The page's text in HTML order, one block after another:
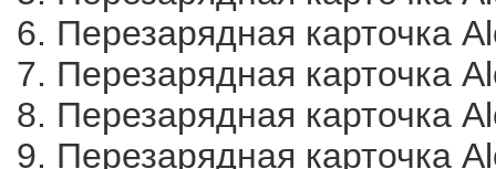
6. Перезарядная карточка
7. Перезарядная карточка
8. Перезарядная карточка
9. Перезарядная карточка